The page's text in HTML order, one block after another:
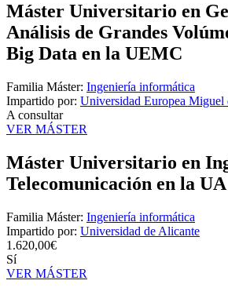
Máster Universitario en
Análisis de Grandes
Big Data en la UEMC
Familia Máster: Ingeniería informática
Impartido por: Universidad Europea Miguel
A consultar
VER MÁSTER
Máster Universitario en
Telecomunicación en la UA
Familia Máster: Ingeniería informática
Impartido por: Universidad de Alicante
1.620,00€
Sí
VER MÁSTER